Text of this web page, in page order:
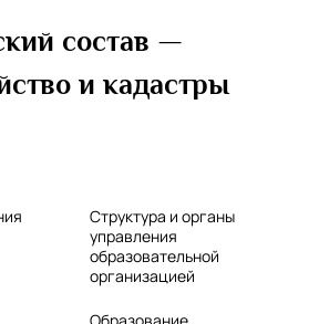
состав —
и кадастры
Структура и органы
управления
образовательной
организацией